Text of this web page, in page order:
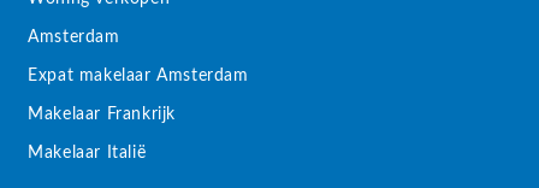
Amsterdam
Expat makelaar Amsterdam
Makelaar Frankrijk
Makelaar Italië